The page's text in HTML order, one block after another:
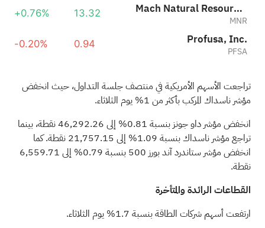
Mach Natural Resources LP
MNR
13.32
+0.76%
Profusa, Inc.
PFSA
0.94
-0.20%
تراجعت الأسهم الأمريكية في منتصف جلسة التداول، حيث انخفض
مؤشر ناسداك المركب بأكثر من 1% يوم الثلاثاء.
انخفض مؤشر داو جونز بنسبة 0.81% إلى 46,292.26 نقطة، بينما
تراجع مؤشر ناسداك بنسبة 1.09% إلى 21,757.15 نقطة. كما
انخفض مؤشر ستاندرد آند بورز 500 بنسبة 0.79% إلى 6,559.71
نقطة.
القطاعات الرائدة والمتأخرة
ارتفعت أسهم شركات الطاقة بنسبة 1.7% يوم الثلاثاء.